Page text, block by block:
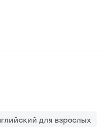
для взрослых